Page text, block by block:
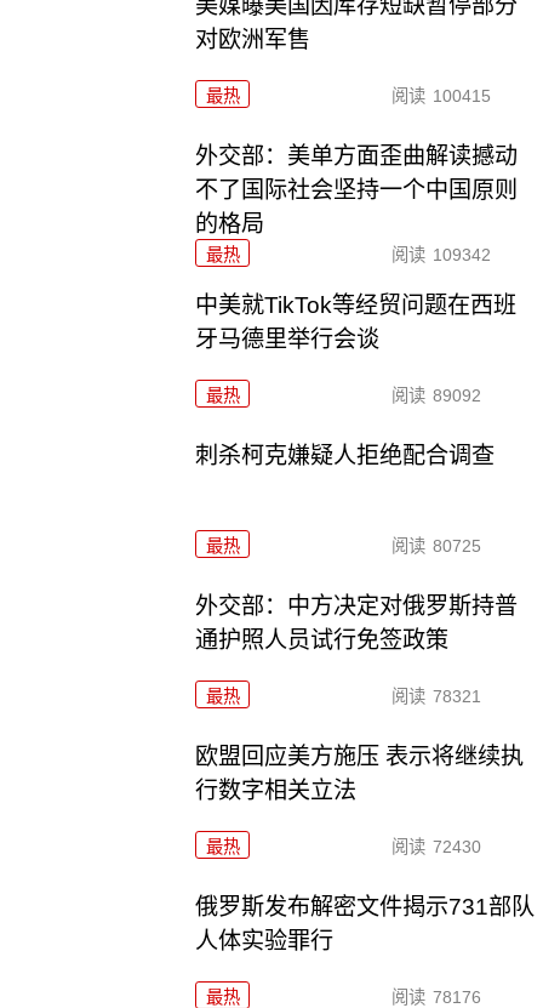
对欧洲军售
最热 阅读 100415
外交部：美单方面歪曲解读撼动
不了国际社会坚持一个中国原则
的格局
最热 阅读 109342
中美就TikTok等经贸问题在西班
牙马德里举行会谈
最热 阅读 89092
刺杀柯克嫌疑人拒绝配合调查
最热 阅读 80725
外交部：中方决定对俄罗斯持普
通护照人员试行免签政策
最热 阅读 78321
欧盟回应美方施压 表示将继续执
行数字相关立法
最热 阅读 72430
俄罗斯发布解密文件揭示731部队
人体实验罪行
最热 阅读 78176